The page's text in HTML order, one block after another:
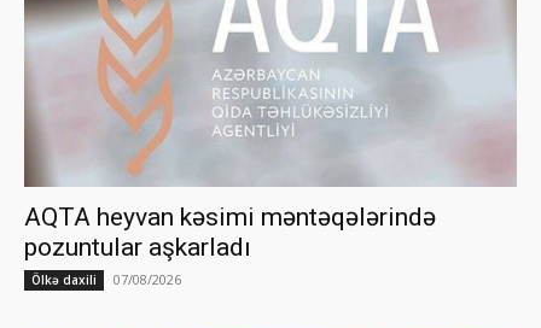
AQTA heyvan kəsimi məntəqələrində
pozuntular aşkarladı
Ölkə daxili 07/08/2026